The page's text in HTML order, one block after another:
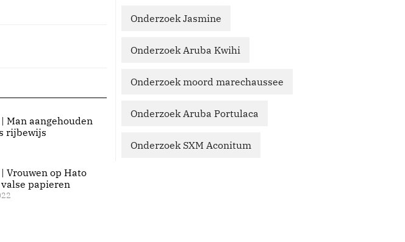
Man aangehouden
rijbewijs
Vrouwen op Hato
papieren
Onderzoek Jasmine
Onderzoek Aruba Kwihi
Onderzoek moord marechaussee
Onderzoek Aruba Portulaca
Onderzoek SXM Aconitum